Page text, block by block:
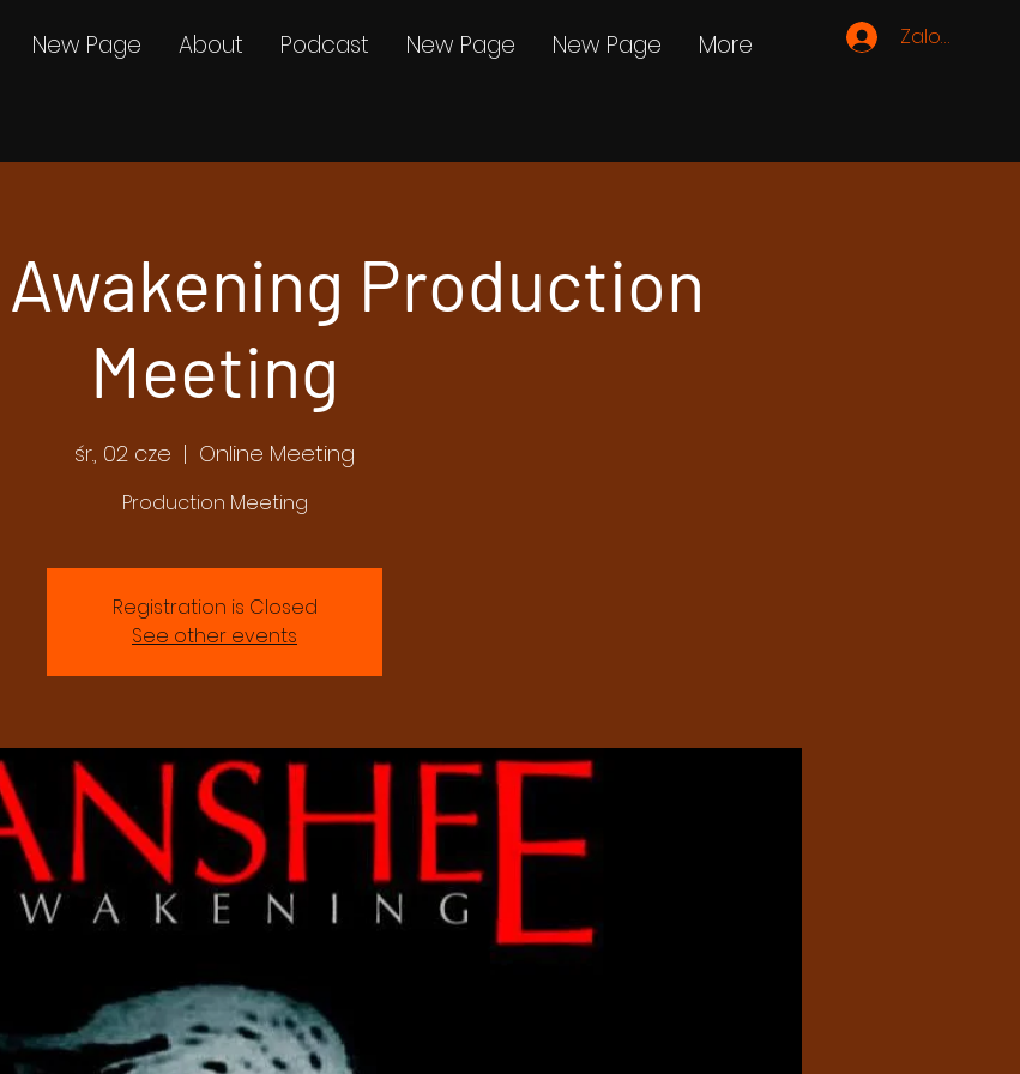
Zaloguj się
New Page About Podcast New Page New Page More
Production
Meeting
śr., 02 cze
  |
Online Meeting
Production Meeting
Registration is Closed
See other events